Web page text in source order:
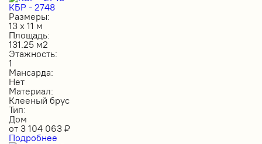
КБР - 2748
Размеры:
13 х 11 м
Площадь:
131.25 м2
Этажность:
1
Мансарда:
Нет
Материал:
Клееный брус
Тип:
Дом
от 3 104 063 ₽
Подробнее